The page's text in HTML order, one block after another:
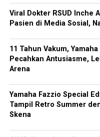
Viral Dokter RSUD Inche
Pasien di Media Sosial,
11 Tahun Vakum,
Pecahkan Antusiasme,
Arena
Yamaha Fazzio Special
Tampil Retro Summer
Skena